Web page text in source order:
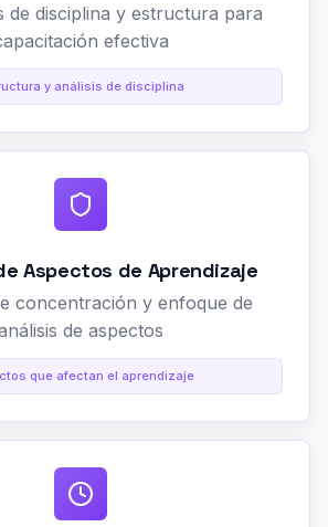
de disciplina y estructura para
efectiva
y análisis de disciplina
Aspectos de Aprendizaje
concentración y enfoque de
de aspectos
que afectan el aprendizaje